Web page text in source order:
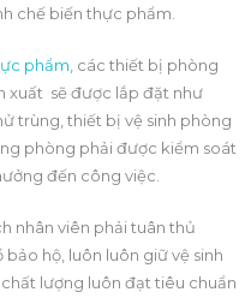
chế biến thực phẩm.
phẩm , các thiết bị phòng
xuất sẽ được lắp đặt như
trùng, thiết bị vệ sinh phòng
phòng phải được kiểm soát
đến công việc.
nhân viên phải tuân thủ
hộ, luôn luôn giữ vệ sinh
lượng luôn đạt tiêu chuẩn